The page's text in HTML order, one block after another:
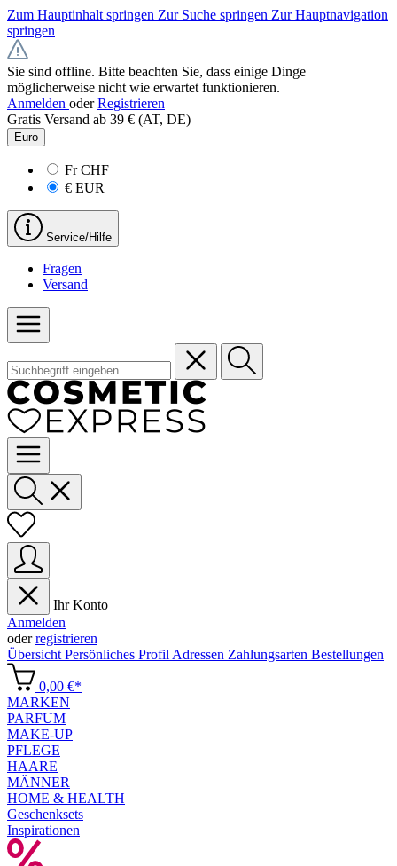
Zum Hauptinhalt springen Zur Suche springen Zur Hauptnavigation
springen
Sie sind offline. Bitte beachten Sie, dass einige Dinge
möglicherweise nicht wie erwartet funktionieren.
Anmelden oder Registrieren
Gratis Versand ab 39 € (AT, DE)
Euro
FrCHF
€ EUR
Service/Hilfe
Fragen
Versand
Ihr Konto
Anmelden
oderregistrieren
Übersicht Persönliches Profil Adressen Zahlungsarten Bestellungen
0,00 €*
MARKEN
PARFUM
MAKE-UP
PFLEGE
HAARE
MÄNNER
HOME & HEALTH
Geschenksets
Inspirationen